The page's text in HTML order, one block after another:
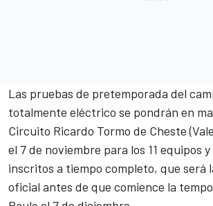
Las pruebas de pretemporada del
totalmente eléctrico se pondrán en
Circuito Ricardo Tormo de Cheste
el 7 de noviembre para los 11 equipos
inscritos a tiempo completo, que será
oficial antes de que comience la